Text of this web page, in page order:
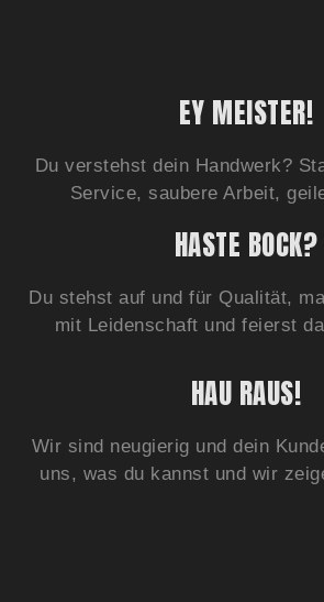
EY MEISTER!
Du verstehst dein Handwerk?
Service, saubere Arbeit,
HASTE BOCK?
Du stehst auf und für Qualität,
mit Leidenschaft und feierst
HAU RAUS!
Wir sind neugierig und dein
uns, was du kannst und wir